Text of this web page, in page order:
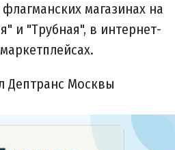
магазинах на
и "Трубная", в интернет-
Дептранс Москвы